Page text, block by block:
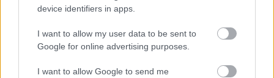
device identifiers in apps.
I want to allow my user data to be sent to
Google for online advertising purposes.
I want to allow Google to send me
Szólj hozzá!